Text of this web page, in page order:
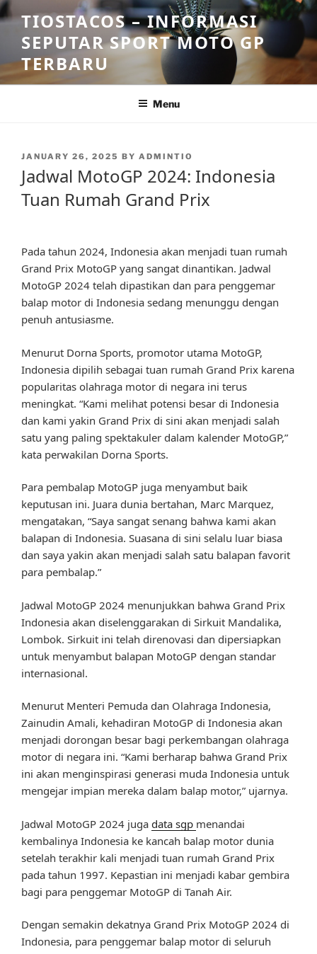
Skip
to
content
TIOSTACOS – INFORMASI
SEPUTAR SPORT MOTO GP
TERBARU
Menu
POSTED
JANUARY 26, 2025 BY ADMINTIO
Jadwal MotoGP 2024: Indonesia
Tuan Rumah Grand Prix
Pada tahun 2024, Indonesia akan menjadi tuan rumah
Grand Prix MotoGP yang sangat dinantikan. Jadwal
MotoGP 2024 telah dipastikan dan para penggemar
balap motor di Indonesia sedang menunggu dengan
penuh antusiasme.
Menurut Dorna Sports, promotor utama MotoGP,
Indonesia dipilih sebagai tuan rumah Grand Prix karena
popularitas olahraga motor di negara ini terus
meningkat. “Kami melihat potensi besar di Indonesia
dan kami yakin Grand Prix di sini akan menjadi salah
satu yang paling spektakuler dalam kalender MotoGP,”
kata perwakilan Dorna Sports.
Para pembalap MotoGP juga menyambut baik
keputusan ini. Juara dunia bertahan, Marc Marquez,
mengatakan, “Saya sangat senang bahwa kami akan
balapan di Indonesia. Suasana di sini selalu luar biasa
dan saya yakin akan menjadi salah satu balapan favorit
para pembalap.”
Jadwal MotoGP 2024 menunjukkan bahwa Grand Prix
Indonesia akan diselenggarakan di Sirkuit Mandalika,
Lombok. Sirkuit ini telah direnovasi dan dipersiapkan
untuk menyambut balapan MotoGP dengan standar
internasional.
Menurut Menteri Pemuda dan Olahraga Indonesia,
Zainudin Amali, kehadiran MotoGP di Indonesia akan
menjadi dorongan besar bagi perkembangan olahraga
motor di negara ini. “Kami berharap bahwa Grand Prix
ini akan menginspirasi generasi muda Indonesia untuk
mengejar impian mereka dalam balap motor,” ujarnya.
Jadwal MotoGP 2024 juga data sgp menandai
kembalinya Indonesia ke kancah balap motor dunia
setelah terakhir kali menjadi tuan rumah Grand Prix
pada tahun 1997. Kepastian ini menjadi kabar gembira
bagi para penggemar MotoGP di Tanah Air.
Dengan semakin dekatnya Grand Prix MotoGP 2024 di
Indonesia, para penggemar balap motor di seluruh